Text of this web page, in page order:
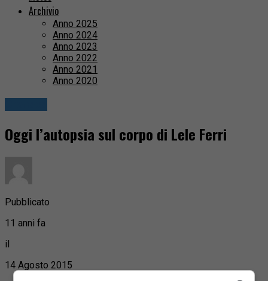
Archivio
Anno 2025
Anno 2024
Anno 2023
Anno 2022
Anno 2021
Anno 2020
Oggi l’autopsia sul corpo di Lele Ferri
Pubblicato
11 anni fa
il
14 Agosto 2015